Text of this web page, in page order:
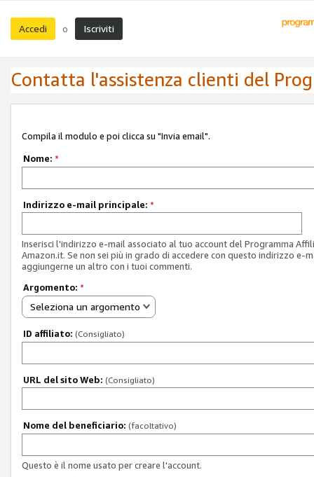
Accedi o Iscriviti
Contatta l'assistenza clienti del
Compila il modulo e poi clicca su "Invia email".
Nome: *
Indirizzo e-mail principale: *
Inserisci l'indirizzo e-mail associato al tuo account del Programma
Amazon.it. Se non sei più in grado di accedere con questo indirizzo e-
aggiungerne un altro con i tuoi commenti.
Argomento: *
Seleziona un argomento
ID affiliato: (Consigliato)
URL del sito Web: (Consigliato)
Nome del beneficiario: (facoltativo)
Questo è il nome usato per creare l'account.